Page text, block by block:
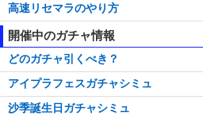
高速リセマラのやり方
開催中のガチャ情報
どのガチャ引くべき？
アイプラフェスガチャシミュ
沙季誕生日ガチャシミュ